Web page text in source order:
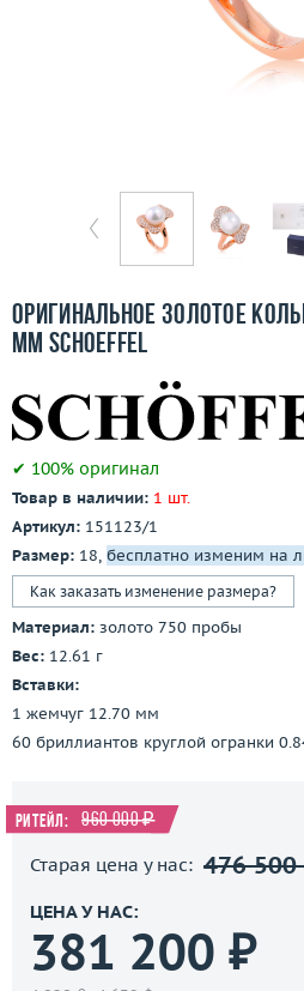
Бесплатная доставка
Контакты
Оригинальное золотое
мм Schoeffel
✔ 100% оригинал
Товар в наличии: 1 шт.
Артикул: 151123/1
Размер: 18, бесплатно изменим на
Как заказать изменение размера?
Материал: золото 750 пробы
Вес: 12.61 г
Вставки:
1 жемчуг 12.70 мм
60 бриллиантов круглой огранки
Ритейл: 960 000 ₽
Старая цена у нас: 476 500
ЦЕНА У НАС:
381 200 ₽